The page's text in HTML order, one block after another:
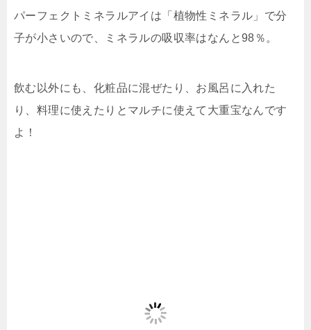
パーフェクトミネラルアイは「植物性ミネラル」で分
子が小さいので、ミネラルの吸収率はなんと98％。
飲む以外にも、化粧品に混ぜたり、お風呂に入れた
り、料理に使えたりとマルチに使えて大重宝なんです
よ！